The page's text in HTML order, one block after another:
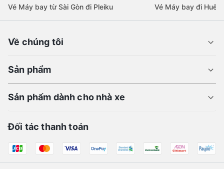
Vé Máy bay từ Sài Gòn đi Pleiku
Vé Máy bay đi Huế
Về chúng tôi
Sản phẩm
Sản phẩm dành cho nhà xe
Đối tác thanh toán